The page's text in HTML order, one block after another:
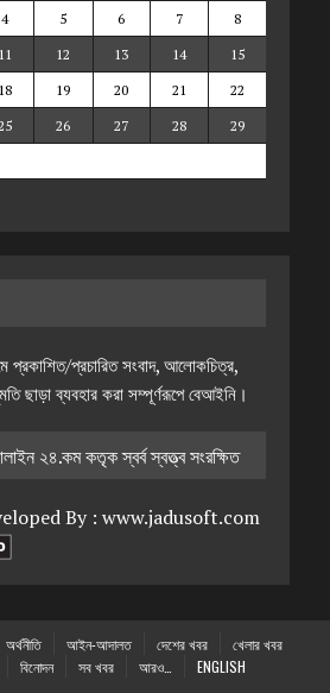
4 5 6 7
8
11 12 13 14
15
18 19 20 21
22
26 27 28
29
প্রকাশিত/প্রচারিত সংবাদ, আলোকচিত্র,
ছাড়া ব্যবহার করা সম্পূর্ণরূপে বেআইনি।
২৪.কম কতৃক স্বর্ব স্বত্ত্ব সংরক্ষিত
By :www.jadusoft.com
অর্থনীতি আইন-আদালত দেশের খবর
খেলার খবর
বিনোদন সব খবর আরও…
ENGLISH